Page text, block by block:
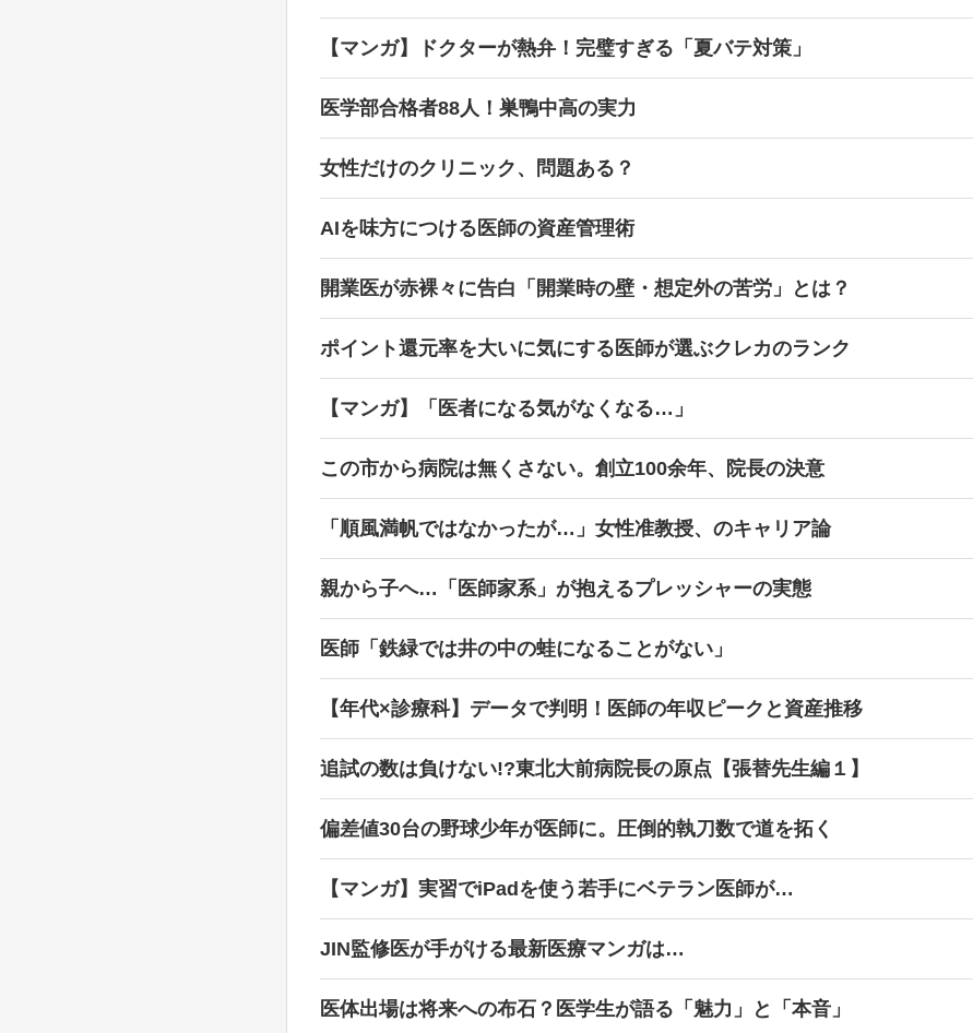
【マンガ】ドクターが熱弁！完璧すぎる「夏バテ対策」
医学部合格者88人！巣鴨中高の実力
女性だけのクリニック、問題ある？
AIを味方につける医師の資産管理術
開業医が赤裸々に告白「開業時の壁・想定外の苦労」とは？
ポイント還元率を大いに気にする医師が選ぶクレカのランク
【マンガ】「医者になる気がなくなる…」
この市から病院は無くさない。創立100余年、院長の決意
「順風満帆ではなかったが…」女性准教授、のキャリア論
親から子へ…「医師家系」が抱えるプレッシャーの実態
医師「鉄緑では井の中の蛙になることがない」
【年代×診療科】データで判明！医師の年収ピークと資産推移
追試の数は負けない!?東北大前病院長の原点【張替先生編１】
偏差値30台の野球少年が医師に。圧倒的執刀数で道を拓く
【マンガ】実習でiPadを使う若手にベテラン医師が…
JIN監修医が手がける最新医療マンガは…
医体出場は将来への布石？医学生が語る「魅力」と「本音」